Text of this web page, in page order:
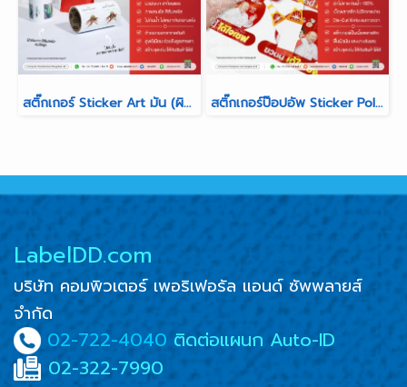
สติ๊กเกอร์ Sticker Art มัน (ผิวมันวาว สีสันสดใส คมชัดสูง) สติ๊กเกอร์ป๊อปอัพ Sticker Polyester Pop-Up (PET เงินเงา)
LabelDD.com
บริษัท คอมพิวเตอร์ เพอริเฟอรัล แอนด์ ซัพพลายส์
จำกัด
02-722-4040ติดต่อแผนก Auto-ID
02-322-7990